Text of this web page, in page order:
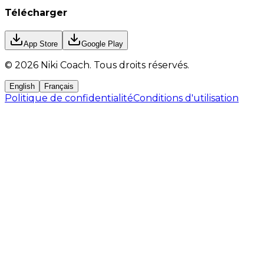
Télécharger
App Store Google Play
© 2026 Niki Coach. Tous droits réservés.
English Français
Politique de confidentialitéConditions d'utilisation